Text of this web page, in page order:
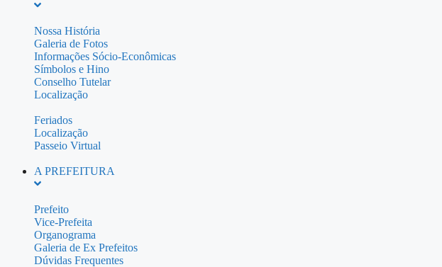
Nossa História
Galeria de Fotos
Informações Sócio-Econômicas
Símbolos e Hino
Conselho Tutelar
Localização
Feriados
Localização
Passeio Virtual
A PREFEITURA
Prefeito
Vice-Prefeita
Organograma
Galeria de Ex Prefeitos
Dúvidas Frequentes